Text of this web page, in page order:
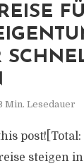
Min. Lesedauer
post![Total:
steigen